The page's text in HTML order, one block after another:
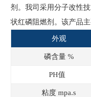
剂。我司采用分子改性
状红磷阻燃剂。该产品
外观
磷含量 %
PH值
粘度 mpa.s